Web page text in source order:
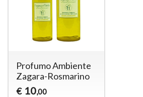
Profumo Ambiente
Zagara-Rosmarino
€ 10,00